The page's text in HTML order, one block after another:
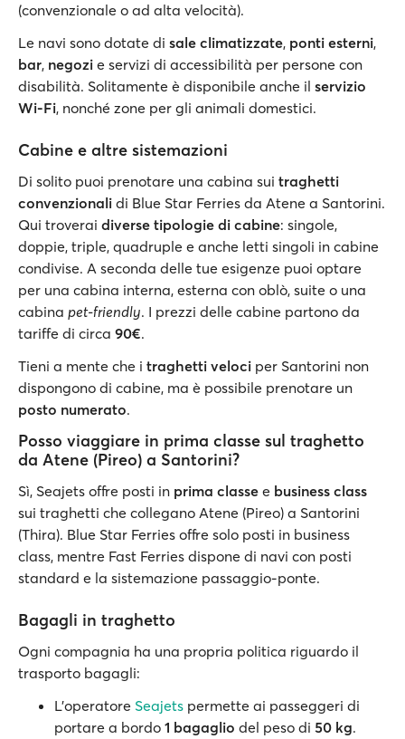
(convenzionale o ad alta velocità).
Le navi sono dotate di sale climatizzate, ponti esterni,
bar, negozi e servizi di accessibilità per persone con
disabilità. Solitamente è disponibile anche il servizio
Wi-Fi, nonché zone per gli animali domestici.
Cabine e altre sistemazioni
Di solito puoi prenotare una cabina sui traghetti
convenzionali di Blue Star Ferries da Atene a Santorini.
Qui troverai diverse tipologie di cabine: singole,
doppie, triple, quadruple e anche letti singoli in cabine
condivise. A seconda delle tue esigenze puoi optare
per una cabina interna, esterna con oblò, suite o una
cabina pet-friendly. I prezzi delle cabine partono da
tariffe di circa 90€.
Tieni a mente che i traghetti veloci per Santorini non
dispongono di cabine, ma è possibile prenotare un
posto numerato.
Posso viaggiare in prima classe sul traghetto
da Atene (Pireo) a Santorini?
Sì, Seajets offre posti in prima classe e business class
sui traghetti che collegano Atene (Pireo) a Santorini
(Thira). Blue Star Ferries offre solo posti in business
class, mentre Fast Ferries dispone di navi con posti
standard e la sistemazione passaggio-ponte.
Bagagli in traghetto
Ogni compagnia ha una propria politica riguardo il
trasporto bagagli:
L'operatore Seajets permette ai passeggeri di
portare a bordo 1 bagaglio del peso di 50 kg.